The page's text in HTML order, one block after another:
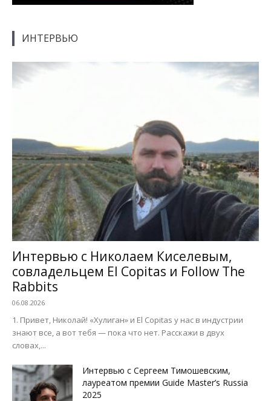
ИНТЕРВЬЮ
Интервью с Николаем Киселевым,
совладельцем El Copitas и Follow The
Rabbits
06.08.2026
1. Привет, Николай! «Хулиган» и El Copitas у нас в индустрии
знают все, а вот тебя — пока что нет. Расскажи в двух
словах,...
Интервью с Сергеем Тимошевским,
лауреатом премии Guide Master’s Russia
2025